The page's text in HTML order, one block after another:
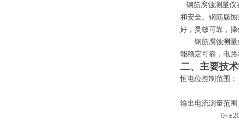
钢筋腐蚀测量仪
和安全。钢筋腐
好，灵敏可靠，
钢筋腐蚀测量
能稳定可靠，电路
二、主要技
恒电位控制范围：
输出电流测量范围
0~±